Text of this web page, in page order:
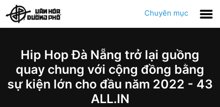
Chuyên mục
Hip Hop Đà Nẵng trở lại guồng
quay chung với cộng đồng bằng
sự kiện lớn cho đầu năm 2022 - 43
ALL.IN